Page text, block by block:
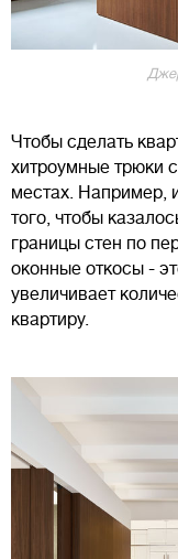
Чтобы сделать
хитроумные трюки
местах. Например,
того, чтобы
границы стен по
оконные откосы -
увеличивает
квартиру.